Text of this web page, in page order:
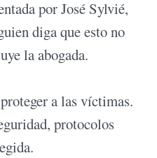
por José Sylvié,
diga que esto no
la abogada.
a las víctimas.
protocolos